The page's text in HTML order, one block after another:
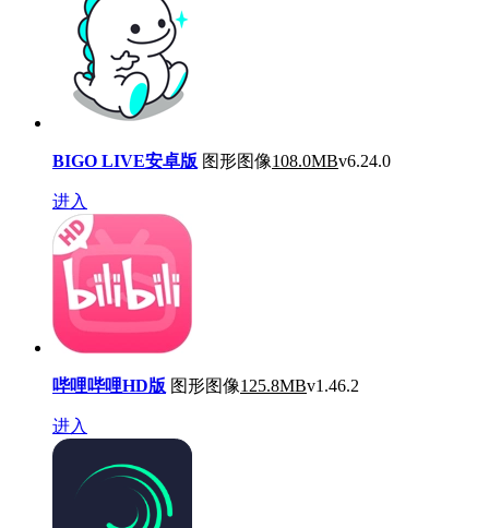
BIGO LIVE安卓版 图形图像108.0MBv6.24.0
进入
哔哩哔哩HD版 图形图像125.8MBv1.46.2
进入